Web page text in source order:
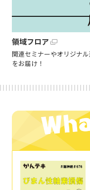
領域フロア
関連セミナーやオリジナ
をお届け！